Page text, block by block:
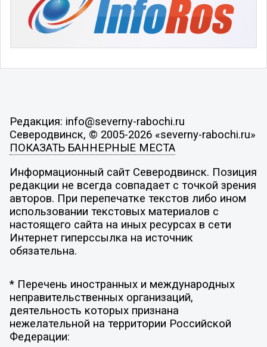
Редакция: info@severny-rabochi.ru
Северодвинск, © 2005-2026 «severny-rabochi.ru»
ПОКАЗАТЬ БАННЕРНЫЕ МЕСТА
Информационный сайт Северодвинск. Позиция
редакции не всегда совпадает с точкой зрения
авторов. При перепечатке текстов либо ином
использовании текстовых материалов с
настоящего сайта на иных ресурсах в сети
Интернет гиперссылка на источник
обязательна.
* Перечень иностранных и международных
неправительственных организаций,
деятельность которых признана
нежелательной на территории Российской
Федерации: